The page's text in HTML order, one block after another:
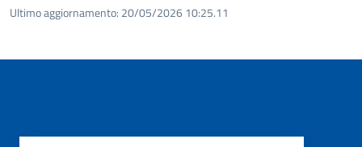
Ultimo aggiornamento: 20/05/2026 10:25.11